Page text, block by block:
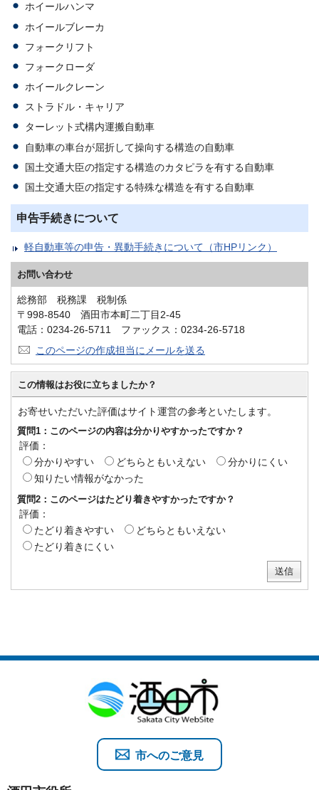
ホイールハンマ
ホイールブレーカ
フォークリフト
フォークローダ
ホイールクレーン
ストラドル・キャリア
ターレット式構内運搬自動車
自動車の車台が屈折して操向する構造の自動車
国土交通大臣の指定する構造のカタピラを有する自動車
国土交通大臣の指定する特殊な構造を有する自動車
申告手続きについて
軽自動車等の申告・異動手続きについて（市HPリンク）
お問い合わせ
総務部 税務課 税制係
〒998-8540 酒田市本町二丁目2-45
電話：0234-26-5711 ファックス：0234-26-5718
このページの作成担当にメールを送る
この情報はお役に立ちましたか？
お寄せいただいた評価はサイト運営の参考といたします。
質問1：このページの内容は分かりやすかったですか？
評価：
分かりやすい
どちらともいえない
分かりにくい
知りたい情報がなかった
質問2：このページはたどり着きやすかったですか？
評価：
たどり着きやすい
どちらともいえない
たどり着きにくい
市へのご意見